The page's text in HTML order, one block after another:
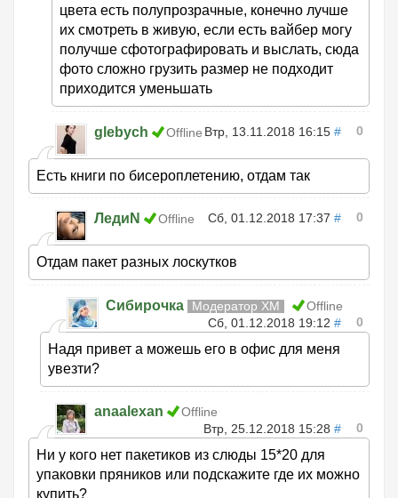
цвета есть полупрозрачные, конечно лучше
их смотреть в живую, если есть вайбер могу
получше сфотографировать и выслать, сюда
фото сложно грузить размер не подходит
приходится уменьшать
glebych Offline Втр, 13.11.2018 16:15 # 0
Есть книги по бисероплетению, отдам так
ЛедиN Offline Сб, 01.12.2018 17:37 # 0
Отдам пакет разных лоскутков
Сибирочка Модератор ХМ
Offline
Сб, 01.12.2018 19:12 # 0
Надя привет а можешь его в офис для меня
увезти?
anaalexan
Offline
Втр, 25.12.2018 15:28 # 0
Ни у кого нет пакетиков из слюды 15*20 для
упаковки пряников или подскажите где их можно
купить?